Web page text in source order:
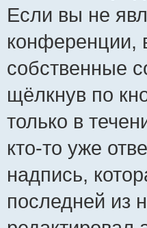
Если вы не
конференции,
собственные
щёлкнув по
только в
кто-то уже
надпись,
последней из